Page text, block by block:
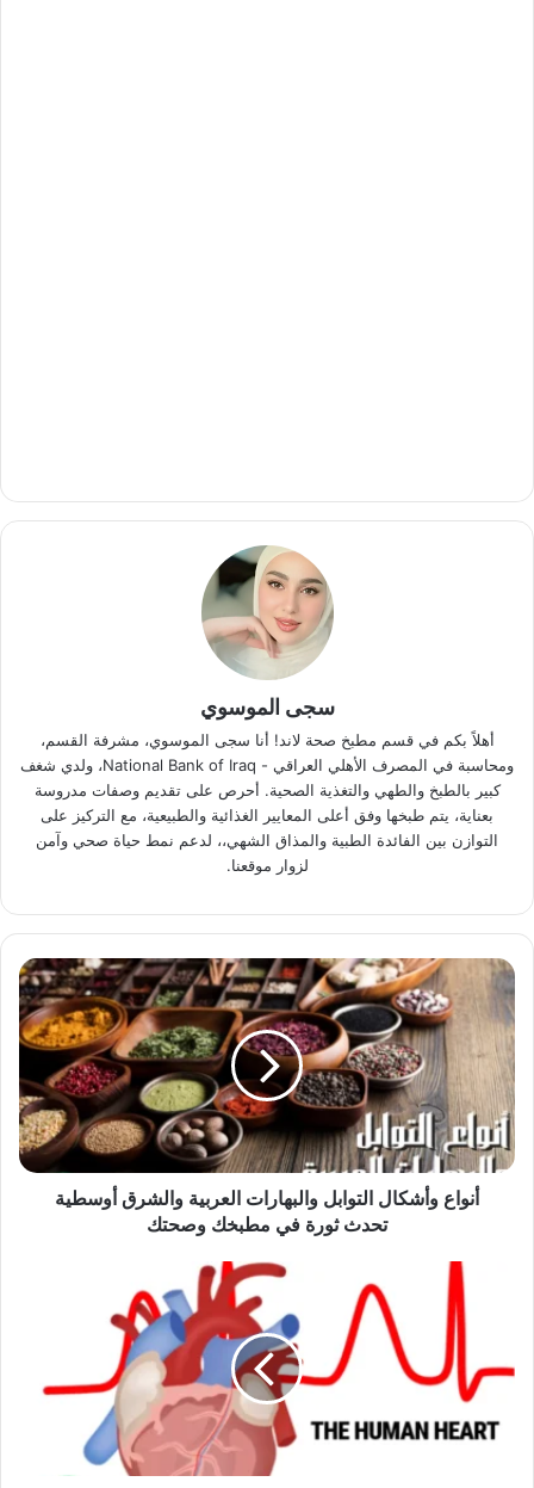
سجى الموسوي
أهلاً بكم في قسم مطبخ صحة لاند! أنا سجى الموسوي، مشرفة القسم،
ومحاسبة في المصرف الأهلي العراقي - National Bank of Iraq‏، ولدي شغف
كبير بالطبخ والطهي والتغذية الصحية. أحرص على تقديم وصفات مدروسة
بعناية، يتم طبخها وفق أعلى المعايير الغذائية والطبيعية، مع التركيز على
التوازن بين الفائدة الطبية والمذاق الشهي،، لدعم نمط حياة صحي وآمن
لزوار موقعنا.
أنواع وأشكال التوابل والبهارات العربية والشرق أوسطية
تحدث ثورة في مطبخك وصحتك